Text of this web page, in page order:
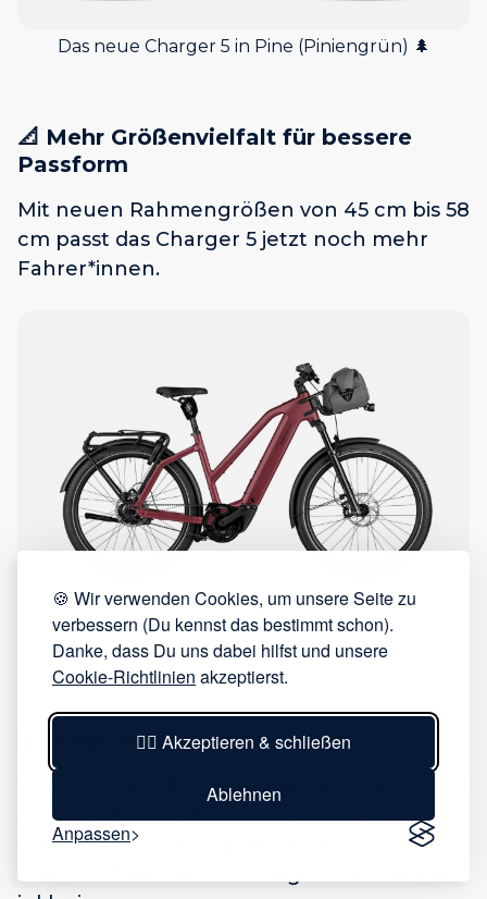
🍪 Wir verwenden Cookies, um unsere Seite zu
verbessern (Du kennst das bestimmt schon).
Danke, dass Du uns dabei hilfst und unsere
Cookie-Richtlinien akzeptierst.
👍🏻 Akzeptieren & schließen
Ablehnen
Anpassen
Das neue Charger 5 in Pine (Piniengrün) 🌲
📐 Mehr Größenvielfalt für bessere
Passform
Mit neuen Rahmengrößen von 45 cm bis 58
cm passt das Charger 5 jetzt noch mehr
Fahrer*innen.
Neue Rahmengrößen auch beim neuen Riese &
Müller Charger 5 Mixte.
Sicher vernetzt & versichert
Der RX-Chip mit GPS, Bewegungsalarm und
Diebstahlschutz kommt beim Charger 5
serienmäßig. Außerdem ist die R&M
ConnectCare-Versicherung im ersten Jahr